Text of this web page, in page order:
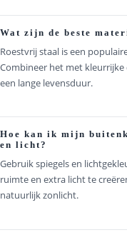
Wat zijn de beste
Roestvrij staal is een
Combineer het met
een lange levensduur.
Hoe kan ik mijn
en licht?
Gebruik spiegels en
ruimte en extra licht te
natuurlijk zonlicht.